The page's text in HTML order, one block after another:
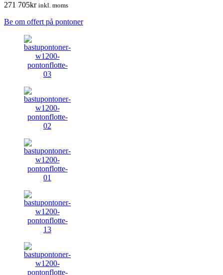
271 705kr inkl. moms
Be om offert på pontoner